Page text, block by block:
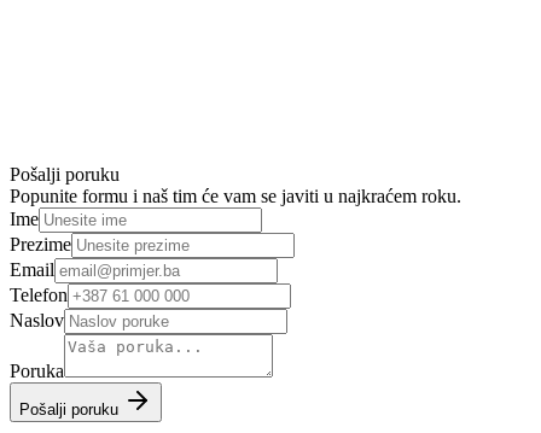
Pošalji poruku
Popunite formu i naš tim će vam se javiti u najkraćem roku.
Ime
Prezime
Email
Telefon
Naslov
Poruka
Pošalji poruku